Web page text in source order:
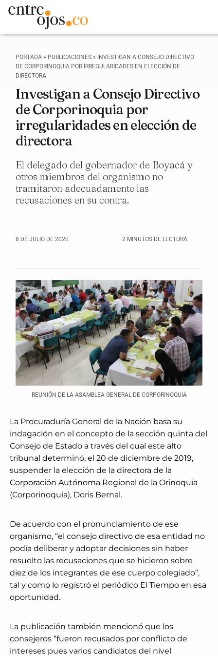
PORTADA » PUBLICACIONES »
INVESTIGAN A CONSEJO DIRECTIVO
DE CORPORINOQUIA POR IRREGULARIDADES EN ELECCIÓN DE
DIRECTORA
Investigan a Consejo Directivo
de Corporinoquia por
irregularidades en elección de
directora
El delegado del gobernador de Boyacá y
otros miembros del organismo no
tramitaron adecuadamente las
recusaciones en su contra.
8 DE JULIO DE 2020 2 MINUTOS DE LECTURA
REUNIÓN DE LA ASAMBLEA GENERAL DE CORPORINOQUIA
La Procuraduría General de la Nación basa su
indagación en el concepto de la sección quinta del
Consejo de Estado a través del cual este alto
tribunal determinó, el 20 de diciembre de 2019,
suspender la elección de la directora de la
Corporación Autónoma Regional de la Orinoquía
(Corporinoquia), Doris Bernal.
De acuerdo con el pronunciamiento de ese
organismo, “el consejo directivo de esa entidad no
podía deliberar y adoptar decisiones sin haber
resuelto las recusaciones que se hicieron sobre
diez de los integrantes de ese cuerpo colegiado”,
tal y como lo registró el periódico El Tiempo en esa
oportunidad.
La publicación también mencionó que los
consejeros “fueron recusados por conflicto de
intereses pues varios candidatos del nivel